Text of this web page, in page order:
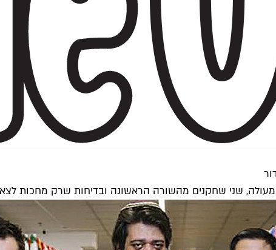
מעולה, שני שחקנים מהשורה הראשונה ובדיחות שרק מחכות